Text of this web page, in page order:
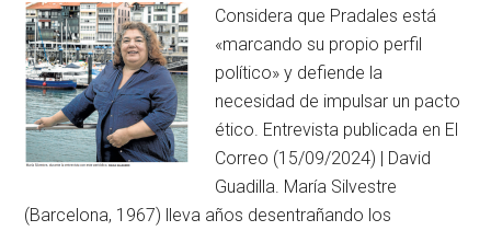
Considera que Pradales está
«marcando su propio perfil
político» y defiende la
necesidad de impulsar un pacto
ético. Entrevista publicada en El
Correo (15/09/2024) | David
Guadilla. María Silvestre
(Barcelona, 1967) lleva años desentrañando los